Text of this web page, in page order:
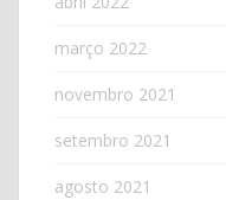
março 2022
novembro 2021
setembro 2021
agosto 2021